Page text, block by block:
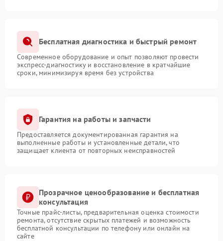
Бесплатная диагностика и быстрый ремонт
Современное оборудование и опыт позволяют провести
экспресс-диагностику и восстановление в кратчайшие
сроки, минимизируя время без устройства
Гарантия на работы и запчасти
Предоставляется документированная гарантия на
выполненные работы и установленные детали, что
защищает клиента от повторных неисправностей
Прозрачное ценообразование и бесплатная
консультация
Точные прайс-листы, предварительная оценка стоимости
ремонта, отсутствие скрытых платежей и возможность
бесплатной консультации по телефону или онлайн на
сайте